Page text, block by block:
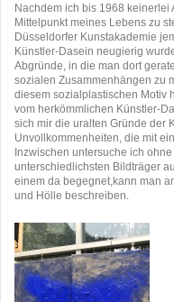
Nachdem ich bis 1968 keinerlei
Mittelpunkt meines Lebens zu
Düsseldorfer Kunstakademie
Künstler-Dasein neugierig
Abgründe, in die man dort
sozialen Zusammenhängen zu
diesem sozialplastischen Motiv
vom herkömmlichen Künstler-
sich mir die uralten Gründe der
Unvollkommenheiten, die mit
Inzwischen untersuche ich
unterschiedlichsten Bildträger
einem da begegnet,kann man
und Hölle beschreiben.